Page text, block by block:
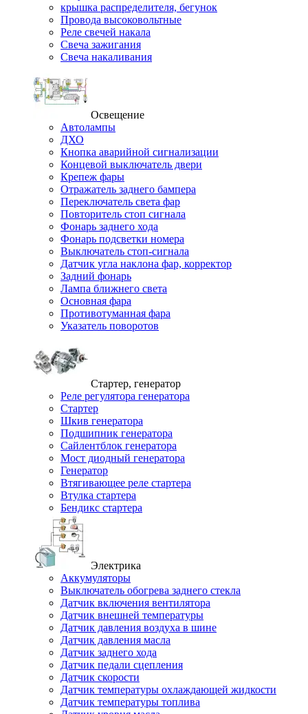
крышка распределителя, бегунок
Провода высоковольтные
Реле свечей накала
Свеча зажигания
Свеча накаливания
Освещение
Автолампы
ДХО
Кнопка аварийной сигнализации
Концевой выключатель двери
Крепеж фары
Отражатель заднего бампера
Переключатель света фар
Повторитель стоп сигнала
Фонарь заднего хода
Фонарь подсветки номера
Выключатель стоп-сигнала
Датчик угла наклона фар, корректор
Задний фонарь
Лампа ближнего света
Основная фара
Противотуманная фара
Указатель поворотов
Стартер, генератор
Реле регулятора генератора
Стартер
Шкив генератора
Подшипник генератора
Сайлентблок генератора
Мост диодный генератора
Генератор
Втягивающее реле стартера
Втулка стартера
Бендикс стартера
Электрика
Аккумуляторы
Выключатель обогрева заднего стекла
Датчик включения вентилятора
Датчик внешней температуры
Датчик давления воздуха в шине
Датчик давления масла
Датчик заднего хода
Датчик педали сцепления
Датчик скорости
Датчик температуры охлаждающей жидкости
Датчик температуры топлива